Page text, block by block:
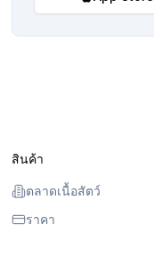
สินค้า
ตลาดเนื้อสัตว์
ราคา